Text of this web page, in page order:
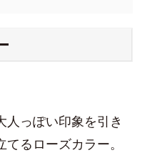
人っぽい印象を引き
てるローズカラー。